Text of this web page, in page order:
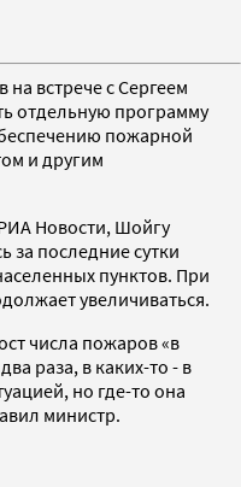
встрече с Сергеем
отдельную программу
пожарной
и другим
Новости, Шойгу
за последние сутки
пунктов. При
увеличиваться.
числа пожаров «в
раза, в каких-то - в
но где-то она
министр.